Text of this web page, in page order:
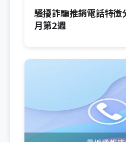
騷擾詐騙推銷電話特
月第2週